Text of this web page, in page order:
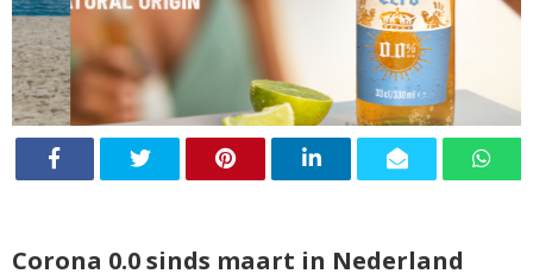
Corona 0.0 sinds maart in Nederland